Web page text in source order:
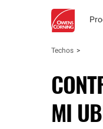
Techos
MI